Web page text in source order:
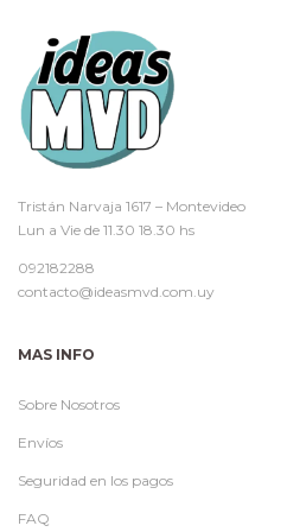
Tristán Narvaja 1617 – Montevideo
Lun a Vie de 11.30 18.30 hs
092182288
contacto@ideasmvd.com.uy
MAS INFO
Sobre Nosotros
Envíos
Seguridad en los pagos
FAQ